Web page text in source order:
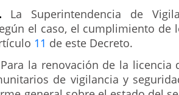
La Superintendencia de
el caso, el cumplimiento de
11 de este Decreto.
Para la renovación de la licencia
de vigilancia y